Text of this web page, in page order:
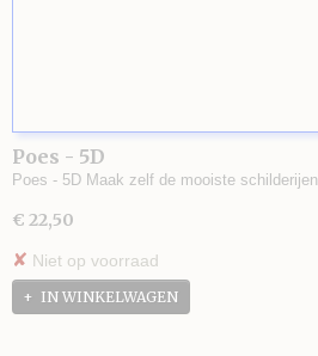
Poes - 5D
Poes - 5D Maak zelf de mooiste
€ 22,50
✘ Niet op voorraad
IN WINKELWAGEN